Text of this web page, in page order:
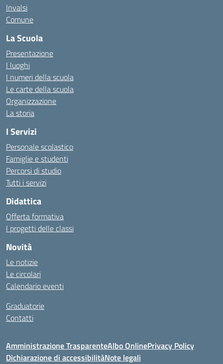
Invalsi
Comune
La Scuola
Presentazione
I luoghi
I numeri della scuola
Le carte della scuola
Organizzazione
La storia
I Servizi
Personale scolastico
Famiglie e studenti
Percorsi di studio
Tutti i servizi
Didattica
Offerta formativa
I progetti delle classi
Novità
Le notizie
Le circolari
Calendario eventi
Graduatorie
Contatti
Amministrazione TrasparenteAlbo OnlinePrivacy Policy
Dichiarazione di accessibilitàNote legali